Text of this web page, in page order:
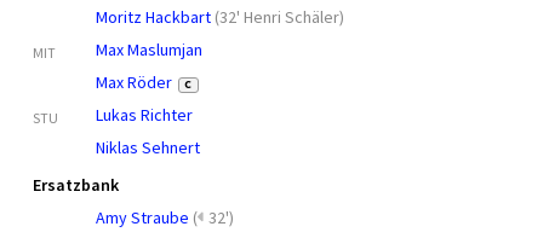
Moritz Hackbart (32' Henri Schäler)
MIT
Max Maslumjan
Max Röder
C
STU
Lukas Richter
Niklas Sehnert
Ersatzbank
Amy Straube ( 32')